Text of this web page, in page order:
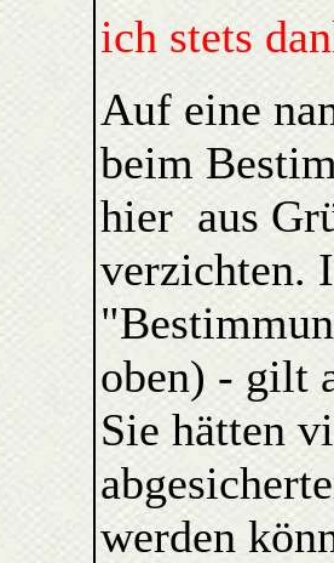
ich stets
Auf eine
beim
hier aus
verzichten.
oben) - gilt
Sie hätten
werden